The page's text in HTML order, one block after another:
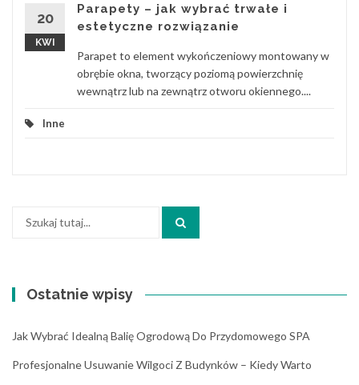
20
KWI
Parapety – jak wybrać trwałe i
estetyczne rozwiązanie
Parapet to element wykończeniowy montowany w
obrębie okna, tworzący poziomą powierzchnię
wewnątrz lub na zewnątrz otworu okiennego....
Inne
Ostatnie wpisy
Jak Wybrać Idealną Balię Ogrodową Do Przydomowego SPA
Profesjonalne Usuwanie Wilgoci Z Budynków – Kiedy Warto